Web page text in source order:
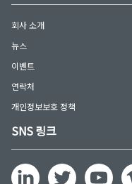
회사 소개
뉴스
이벤트
연락처
개인정보보호 정책
SNS 링크